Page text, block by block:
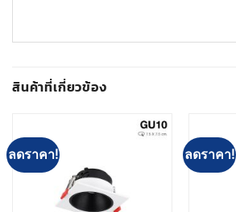
สินค้าที่เกี่ยวข้อง
ลดราคา! ลดราคา!